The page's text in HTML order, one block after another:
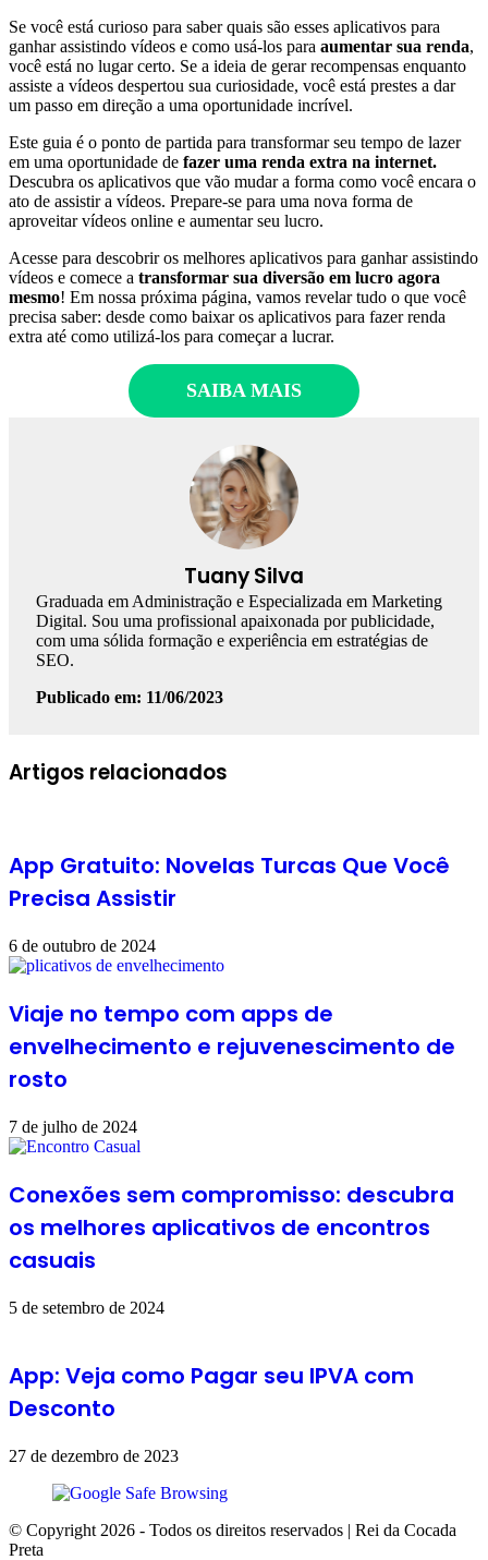
Se você está curioso para saber quais são esses aplicativos para
ganhar assistindo vídeos e como usá-los para aumentar sua renda,
você está no lugar certo. Se a ideia de gerar recompensas enquanto
assiste a vídeos despertou sua curiosidade, você está prestes a dar
um passo em direção a uma oportunidade incrível.
Este guia é o ponto de partida para transformar seu tempo de lazer
em uma oportunidade de fazer uma renda extra na internet.
Descubra os aplicativos que vão mudar a forma como você encara o
ato de assistir a vídeos. Prepare-se para uma nova forma de
aproveitar vídeos online e aumentar seu lucro.
Acesse para descobrir os melhores aplicativos para ganhar assistindo
vídeos e comece a transformar sua diversão em lucro agora
mesmo! Em nossa próxima página, vamos revelar tudo o que você
precisa saber: desde como baixar os aplicativos para fazer renda
extra até como utilizá-los para começar a lucrar.
SAIBA MAIS
Tuany Silva
Graduada em Administração e Especializada em Marketing
Digital. Sou uma profissional apaixonada por publicidade,
com uma sólida formação e experiência em estratégias de
SEO.
Publicado em: 11/06/2023
Artigos relacionados
App Gratuito: Novelas Turcas Que Você
Precisa Assistir
6 de outubro de 2024
Viaje no tempo com apps de
envelhecimento e rejuvenescimento de
rosto
7 de julho de 2024
Conexões sem compromisso: descubra
os melhores aplicativos de encontros
casuais
5 de setembro de 2024
App: Veja como Pagar seu IPVA com
Desconto
27 de dezembro de 2023
© Copyright 2026 - Todos os direitos reservados | Rei da Cocada
Preta